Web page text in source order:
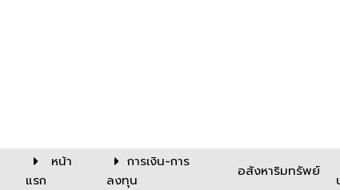
หน้า
แรก
การเงิน-การ
ลงทุน
อสังหาริมทรัพย์